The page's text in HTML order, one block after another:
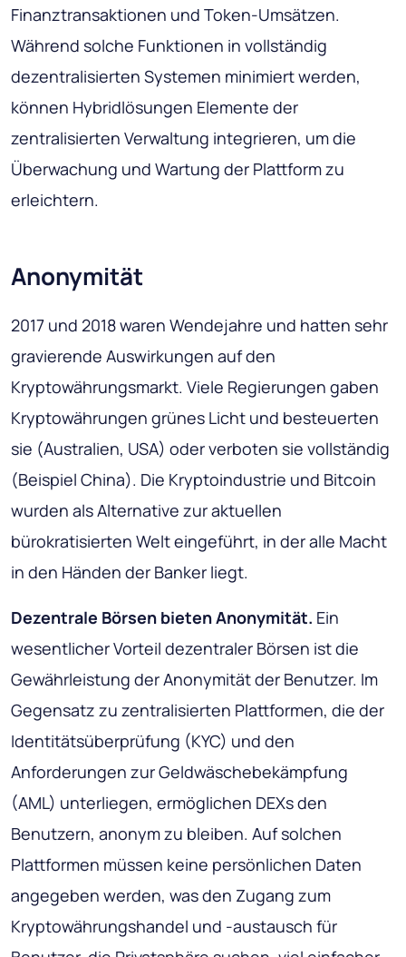
Finanztransaktionen und Token-Umsätzen.
Während solche Funktionen in vollständig
dezentralisierten Systemen minimiert werden,
können Hybridlösungen Elemente der
zentralisierten Verwaltung integrieren, um die
Überwachung und Wartung der Plattform zu
erleichtern.
Anonymität
2017 und 2018 waren Wendejahre und hatten sehr
gravierende Auswirkungen auf den
Kryptowährungsmarkt. Viele Regierungen gaben
Kryptowährungen grünes Licht und besteuerten
sie (Australien, USA) oder verboten sie vollständig
(Beispiel China). Die Kryptoindustrie und Bitcoin
wurden als Alternative zur aktuellen
bürokratisierten Welt eingeführt, in der alle Macht
in den Händen der Banker liegt.
Dezentrale Börsen bieten Anonymität. Ein
wesentlicher Vorteil dezentraler Börsen ist die
Gewährleistung der Anonymität der Benutzer. Im
Gegensatz zu zentralisierten Plattformen, die der
Identitätsüberprüfung (KYC) und den
Anforderungen zur Geldwäschebekämpfung
(AML) unterliegen, ermöglichen DEXs den
Benutzern, anonym zu bleiben. Auf solchen
Plattformen müssen keine persönlichen Daten
angegeben werden, was den Zugang zum
Kryptowährungshandel und -austausch für